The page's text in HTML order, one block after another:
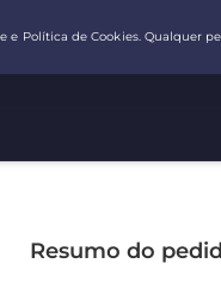
Resumo do